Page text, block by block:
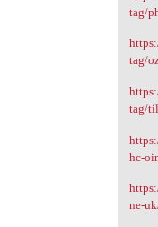
tag/
tag/
tag/
hc-
ne-